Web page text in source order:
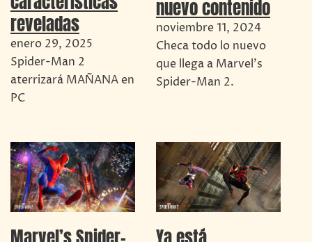
reveladas
enero 29, 2025
Spider-Man 2
aterrizará MAÑANA en
PC
nuevo contenido
noviembre 11, 2024
Checa todo lo nuevo
que llega a Marvel's
Spider-Man 2.